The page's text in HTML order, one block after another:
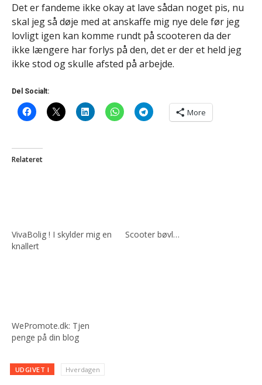
Det er fandeme ikke okay at lave sådan noget pis, nu
skal jeg så døje med at anskaffe mig nye dele før jeg
lovligt igen kan komme rundt på scooteren da der
ikke længere har forlys på den, det er der et held jeg
ikke stod og skulle afsted på arbejde.
Del Socialt:
More
Relateret
VivaBolig ! I skylder mig en
knallert
Scooter bøvl…
WePromote.dk: Tjen
penge på din blog
UDGIVET I Hverdagen